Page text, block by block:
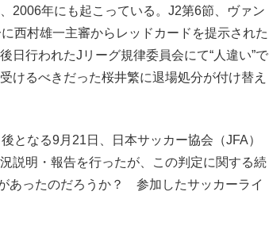
2006年にも起こっている。J2第6節、ヴァン
西村雄一主審からレッドカードを提示された
日行われたJリーグ規律委員会にて“人違い”で
けるべきだった桜井繁に退場処分が付け替え
となる9月21日、日本サッカー協会（JFA）
説明・報告を行ったが、この判定に関する続
あったのだろうか？ 参加したサッカーライ